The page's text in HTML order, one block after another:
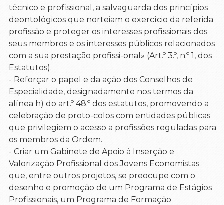
técnico e profissional, a salvaguarda dos princípios
deontológicos que norteiam o exercício da referida
profissão e proteger os interesses profissionais dos
seus membros e os interesses públicos relacionados
com a sua prestação profissi-onal» (Art.º 3.º, n.º 1, dos
Estatutos).
- Reforçar o papel e da ação dos Conselhos de
Especialidade, designadamente nos termos da
alínea h) do art.º 48.º dos estatutos, promovendo a
celebração de proto-colos com entidades públicas
que privilegiem o acesso a profissões reguladas para
os membros da Ordem.
- Criar um Gabinete de Apoio à Inserção e
Valorização Profissional dos Jovens Economistas
que, entre outros projetos, se preocupe com o
desenho e promoção de um Programa de Estágios
Profissionais, um Programa de Formação